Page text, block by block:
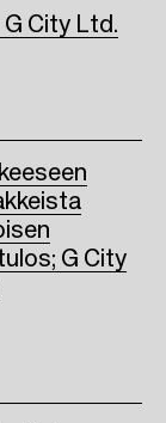
City Ltd.
G City